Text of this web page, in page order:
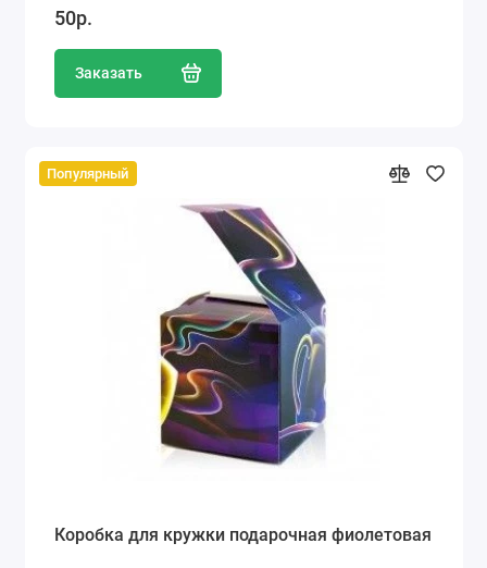
50р.
Заказать
Популярный
Коробка для кружки подарочная фиолетовая